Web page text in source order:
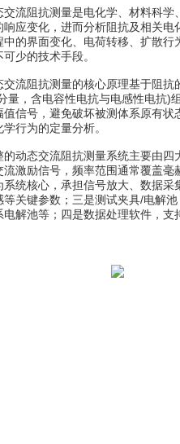
阻抗测量是电化学、材料科学
响应变化，进而分析阻抗及相关
中的界面变化、电荷转移、扩散
少的技术手段。
阻抗测量的核心原理基于阻抗
量，含电容性电抗与电感性电抗)
值信号，避免破坏被测体系原有
行为的定量分析。
态交流阻抗测量系统主要由四
流激励信号，频率范围通常覆盖
系统核心，承担信号放大、数据
等关键参数；三是测试夹具/电解
电解池等；四是数据处理软件，支